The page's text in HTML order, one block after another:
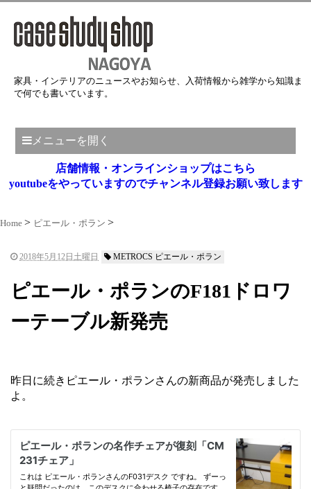
家具・インテリアのニュースやお知らせ、入荷情報から雑学から知識ま
で何でも書いています。
メニューを開く
店舗情報・オンラインショップはこちら
youtubeをやっていますのでチャンネル登録お願い致します
Home ピエール・ポラン
2018年5月12日土曜日 METROCS ピエール・ポラン
ピエール・ポランのF181ドロワ
ーテーブル新発売
昨日に続きピエール・ポランさんの新商品が発売しました
よ。